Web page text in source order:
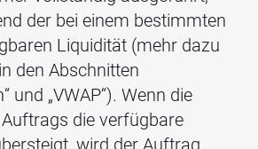
der bei einem bestimmten
Liquidität (mehr dazu
den Abschnitten
und „VWAP“). Wenn die
die verfügbare
wird der Auftrag